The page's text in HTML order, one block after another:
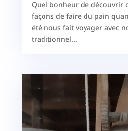
Quel bonheur de découvrir
façons de faire du pain
été nous fait voyager avec
traditionnel...